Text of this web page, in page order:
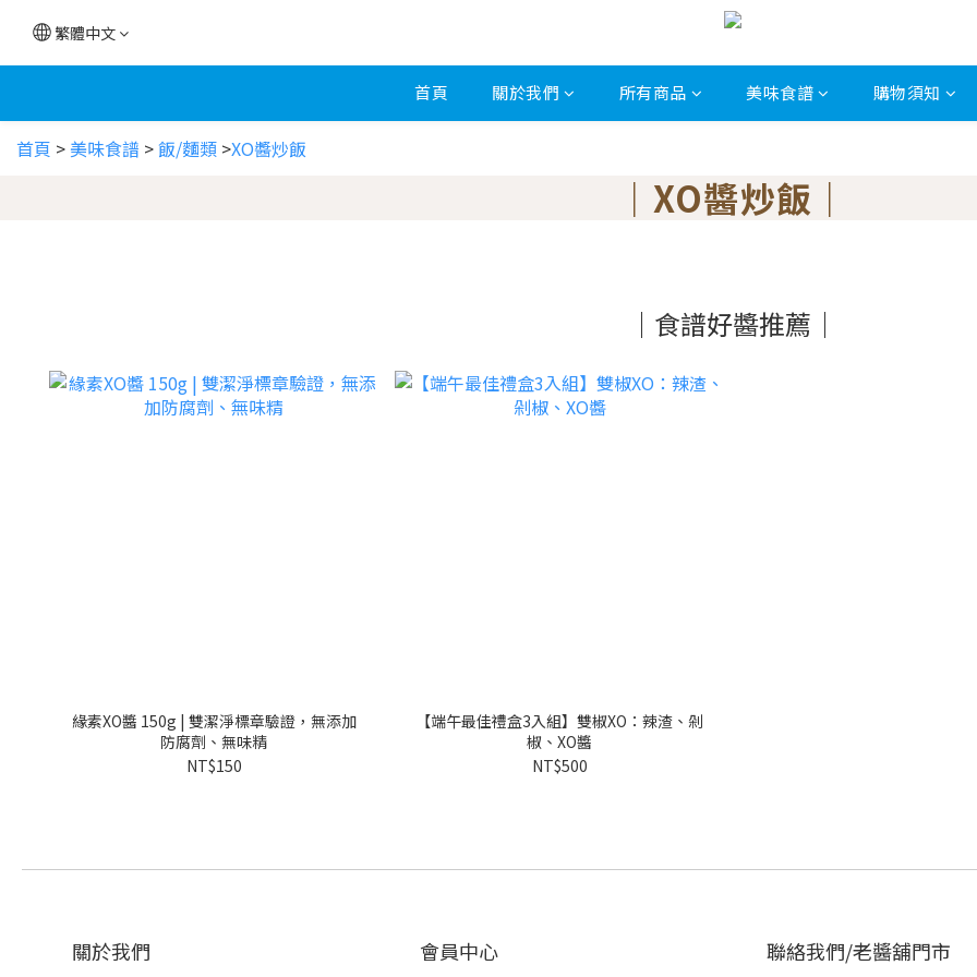
繁體中文
首頁 關於我們 所有商品 美味食譜 購物須知
首頁 > 美味食譜 >飯/麵類 >XO醬炒飯
｜XO醬炒飯｜
｜食譜好醬推薦｜
緣素XO醬 150g | 雙潔淨標章驗證，無添加
防腐劑、無味精
NT$150
【端午最佳禮盒3入組】雙椒XO：辣渣、剁
椒、XO醬
NT$500
關於我們 會員中心 聯絡我們/老醬舖門市